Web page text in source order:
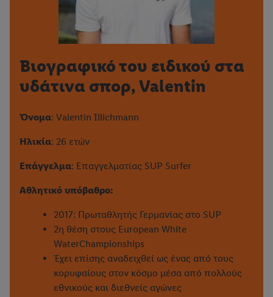
Βιογραφικό του ειδικού στα
υδάτινα σπορ, Valentin
Όνομα: Valentin Illichmann
Ηλικία: 26 ετών
Επάγγελμα: Επαγγελματίας SUP Surfer
Αθλητικό υπόβαθρο:
2017: Πρωταθλητής Γερμανίας στο SUP
2η θέση στους European White
WaterChampionships
Έχει επίσης αναδειχθεί ως ένας από τους
κορυφαίους στον κόσμο μέσα από πολλούς
εθνικούς και διεθνείς αγώνες